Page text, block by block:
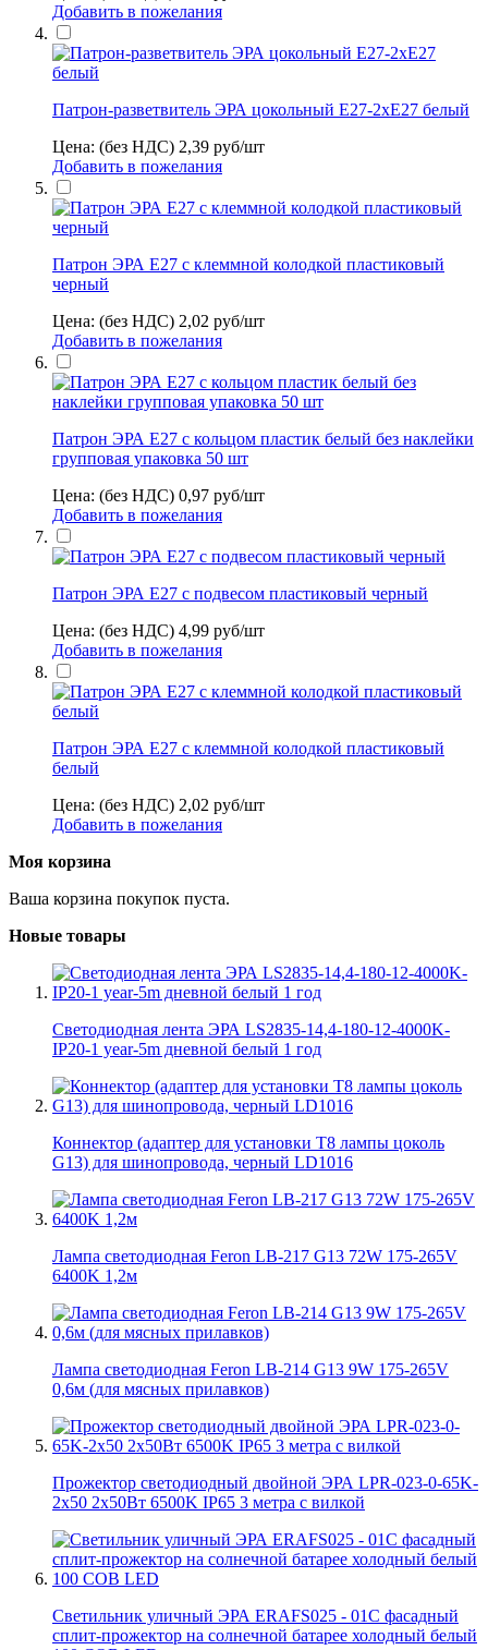
Добавить в пожелания
Патрон-разветвитель ЭРА цокольный Е27-2хЕ27 белый
Цена: (без НДС) 2,39 руб/шт
Добавить в пожелания
Патрон ЭРА Е27 с клеммной колодкой пластиковый
черный
Цена: (без НДС) 2,02 руб/шт
Добавить в пожелания
Патрон ЭРА Е27 с кольцом пластик белый без наклейки
групповая упаковка 50 шт
Цена: (без НДС) 0,97 руб/шт
Добавить в пожелания
Патрон ЭРА Е27 с подвесом пластиковый черный
Цена: (без НДС) 4,99 руб/шт
Добавить в пожелания
Патрон ЭРА Е27 с клеммной колодкой пластиковый
белый
Цена: (без НДС) 2,02 руб/шт
Добавить в пожелания
Моя корзина
Ваша корзина покупок пуста.
Новые товары
Светодиодная лента ЭРА LS2835-14,4-180-12-4000K-
IP20-1 year-5m дневной белый 1 год
Коннектор (адаптер для установки Т8 лампы цоколь
G13) для шинопровода, черный LD1016
Лампа светодиодная Feron LB-217 G13 72W 175-265V
6400K 1,2м
Лампа светодиодная Feron LB-214 G13 9W 175-265V
0,6м (для мясных прилавков)
Прожектор светодиодный двойной ЭРА LPR-023-0-65K-
2х50 2х50Вт 6500K IP65 3 метра с вилкой
Светильник уличный ЭРА ERAFS025 - 01C фасадный
сплит-прожектор на солнечной батарее холодный белый